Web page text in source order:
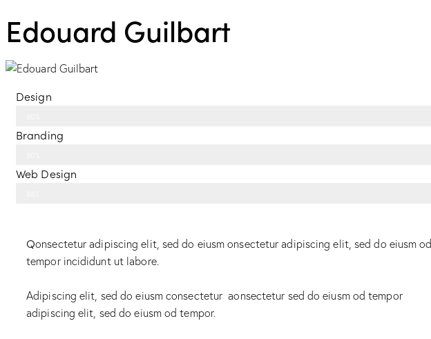
Edouard Guilbart
Design
Branding
Web Design
Qonsectetur adipiscing elit, sed do eiusm onsectetur adipiscing elit, sed do eiusm od
tempor incididunt ut labore.
Adipiscing elit, sed do eiusm consectetur aonsectetur sed do eiusm od tempor
adipiscing elit, sed do eiusm od tempor.